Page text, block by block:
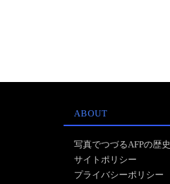
ABOUT
写真でつづるAFPの歴史
サイトポリシー
プライバシーポリシー